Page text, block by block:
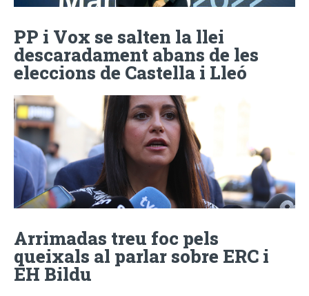
PP i Vox se salten la llei
descaradament abans de les
eleccions de Castella i Lleó
Arrimadas treu foc pels
queixals al parlar sobre ERC i
EH Bildu